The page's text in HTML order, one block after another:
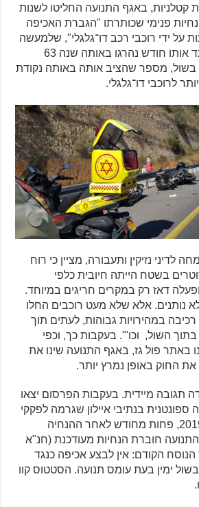
קטלניות, באגף התנועה החליטו לשנות
פנימי שכותרתו "הגברת האכיפה
על ידי רוכבי רכב דו־גלגלי", שלמעשה
ביטל את ההסכמה. עד אותו חודש נהרגו באותה שנה 63
מספר שהציב אותה באותה נקודת
לרוכבי דו־גלגלי.
לדיני נזיקין ותעבורה, מציין כי רוח
בשטח הייתה חיובית כלפי
דאז רק במקרים חריגים במיוחד.
נותנים. אלא שלא מעט רוכבים החלו
במהירויות גבוהות, לעתים תוך
השול, וכו'". בעקבות כך, וכפי
באתר פול גז, באגף התנועה שינו את
החוק באופן נמרץ יותר.
תגובה מיידית. בעקבות הפרסום יצאו
בנתיבי איילון שגרמה לפקקי
ענק, וכבר בדצמבר 2019, פחות מחודש לאחר ההנחיה
חוברת הנחיות מעודכנת (חנ"א
הנוסח הקודם: אין לבצע אכיפה כנגד
בשול ימין בעת עומס תנועה. הסטטוס קוו